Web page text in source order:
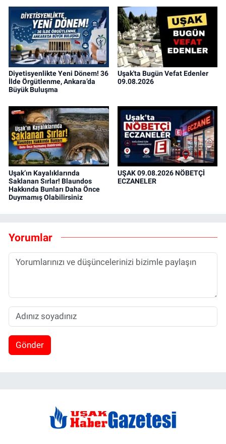
Diyetisyenlikte Yeni Dönem! 36
İlde Örgütlenme, Ankara’da
Büyük Buluşma
Uşak'ta Bugün Vefat Edenler
09.08.2026
Uşak’ın Kayalıklarında
Saklanan Sırlar! Blaundos
Hakkında Bunları Daha Önce
Duymamış Olabilirsiniz
UŞAK 09.08.2026 NÖBETÇİ
ECZANELER
Yorumlar
Gönder